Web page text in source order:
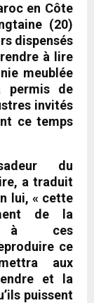
en Côte
(20)
dispensés
à lire
meublée
permis de
invités
ce temps
du
a traduit
lui, « cette
de la
à ces
ce
aux
et la
puissent